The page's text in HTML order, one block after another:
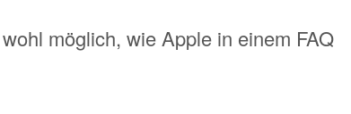
möglich, wie Apple in einem FAQ